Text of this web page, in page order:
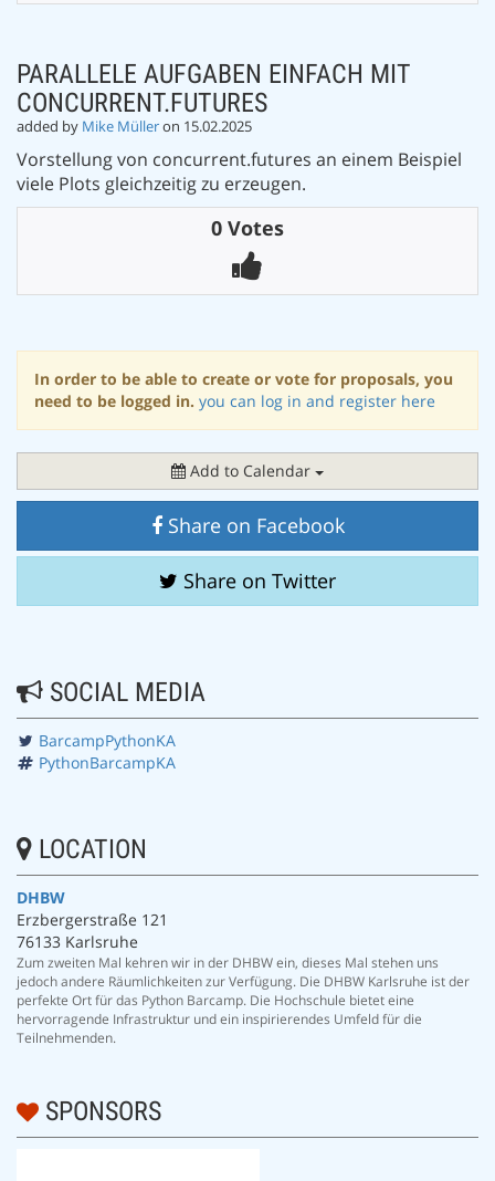
PARALLELE AUFGABEN EINFACH MIT
CONCURRENT.FUTURES
added by Mike Mülleron 15.02.2025
Vorstellung von concurrent.futures an einem Beispiel
viele Plots gleichzeitig zu erzeugen.
0 Votes
In order to be able to create or vote for proposals, you
need to be logged in. you can log in and register here
Add to Calendar
Share on Facebook
Share on Twitter
SOCIAL MEDIA
BarcampPythonKA
PythonBarcampKA
LOCATION
DHBW
Erzbergerstraße 121
76133 Karlsruhe
Zum zweiten Mal kehren wir in der DHBW ein, dieses Mal stehen uns
jedoch andere Räumlichkeiten zur Verfügung. Die DHBW Karlsruhe ist der
perfekte Ort für das Python Barcamp. Die Hochschule bietet eine
hervorragende Infrastruktur und ein inspirierendes Umfeld für die
Teilnehmenden.
SPONSORS